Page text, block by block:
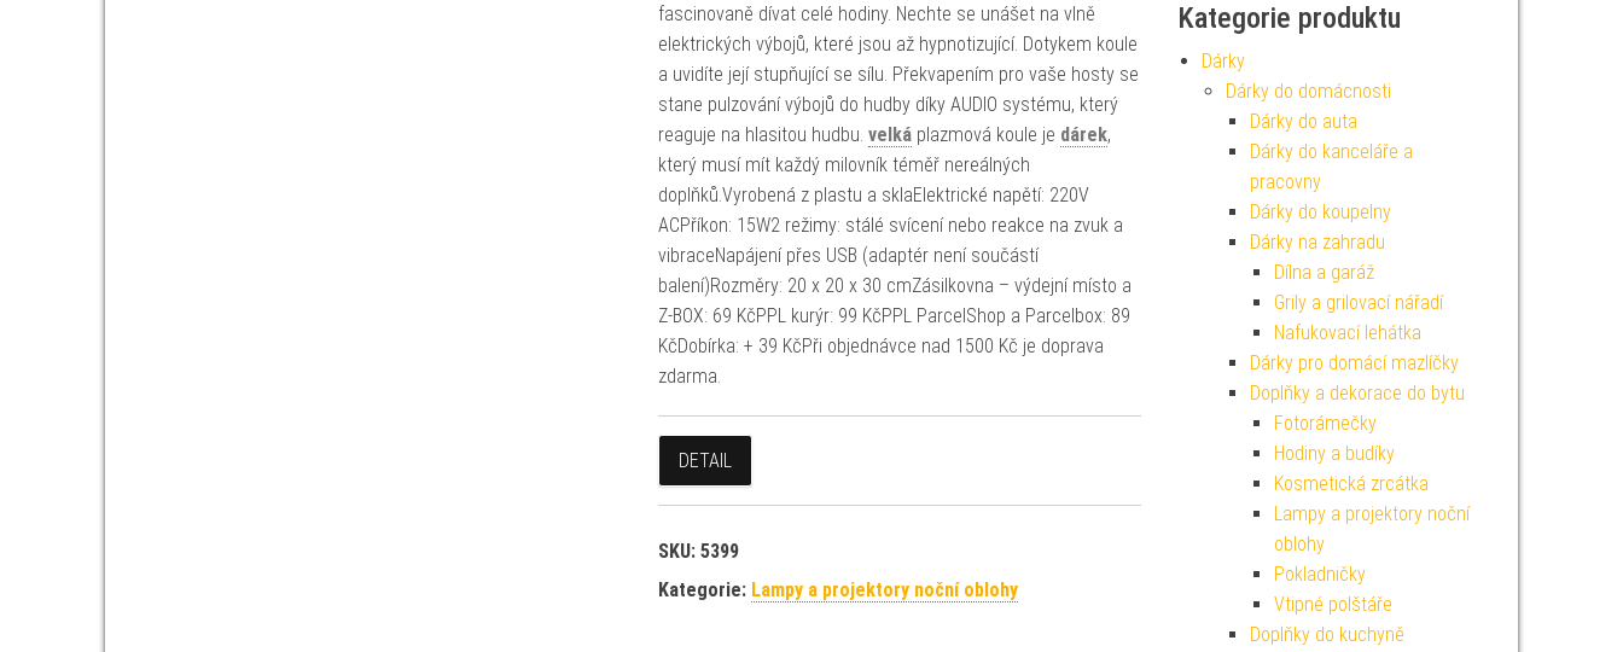
fascinovaně dívat celé hodiny. Nechte se unášet na vlně
elektrických výbojů, které jsou až hypnotizující. Dotykem koule
a uvidíte její stupňující se sílu. Překvapením pro vaše hosty se
stane pulzování výbojů do hudby díky AUDIO systému, který
reaguje na hlasitou hudbu. velkáplazmová koule je dárek,
který musí mít každý milovník téměř nereálných
doplňků.Vyrobená z plastu a sklaElektrické napětí: 220V
ACPříkon: 15W2 režimy: stálé svícení nebo reakce na zvuk a
vibraceNapájení přes USB (adaptér není součástí
balení)Rozměry: 20 x 20 x 30 cmZásilkovna – výdejní místo a
Z-BOX: 69 KčPPL kurýr: 99 KčPPL ParcelShop a Parcelbox: 89
KčDobírka: + 39 KčPři objednávce nad 1500 Kč je doprava
zdarma.
DETAIL
SKU: 5399
Kategorie: Lampy a projektory noční oblohy
Kategorie produktu
Dárky
Dárky do domácnosti
Dárky do auta
Dárky do kanceláře a
pracovny
Dárky do koupelny
Dárky na zahradu
Dílna a garáž
Grily a grilovací nářadí
Nafukovací lehátka
Dárky pro domácí mazlíčky
Doplňky a dekorace do bytu
Fotorámečky
Hodiny a budíky
Kosmetická zrcátka
Lampy a projektory noční
oblohy
Pokladničky
Vtipné polštáře
Doplňky do kuchyně